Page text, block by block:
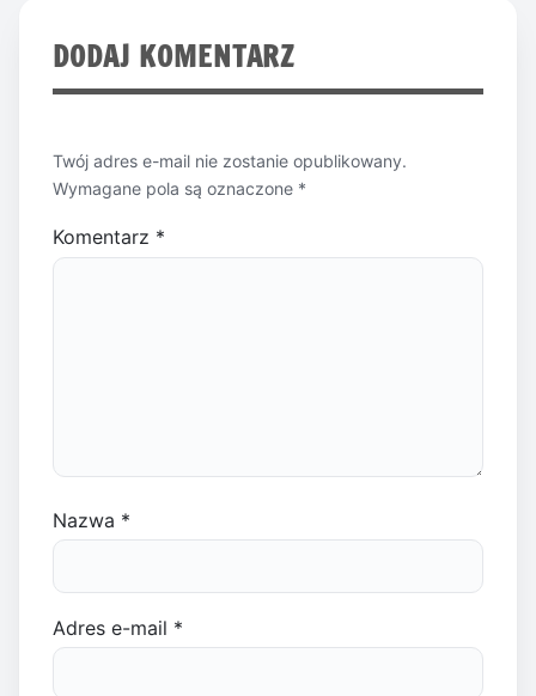
DODAJ KOMENTARZ
Twój adres e-mail nie zostanie opublikowany.
Wymagane pola są oznaczone *
Komentarz *
Nazwa *
Adres e-mail *